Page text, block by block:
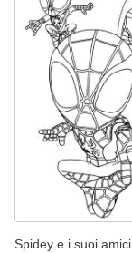
Spidey e i suoi amici